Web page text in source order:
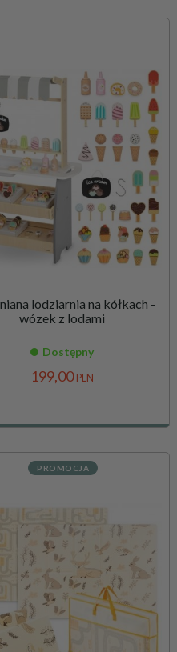
lodziarnia na kółkach -
wózek z lodami
Dostępny
199,00 PLN
PROMOCJA